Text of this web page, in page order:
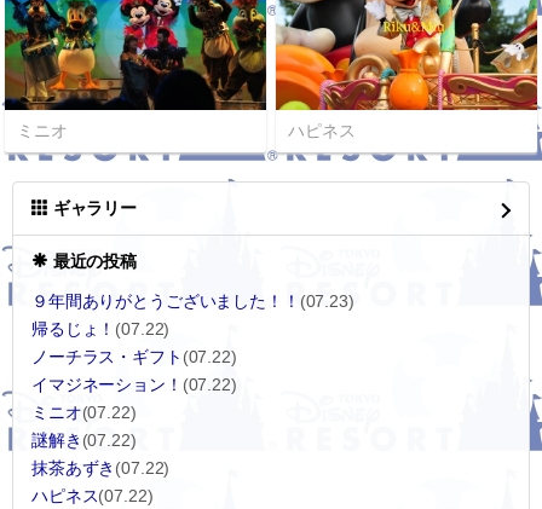
ミニオ ハピネス
ギャラリー
最近の投稿
９年間ありがとうございました！！ (07.23)
帰るじょ！ (07.22)
ノーチラス・ギフト (07.22)
イマジネーション！ (07.22)
ミニオ(07.22)
謎解き (07.22)
抹茶あずき (07.22)
ハピネス(07.22)